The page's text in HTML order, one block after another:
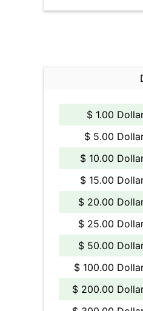
$ 1.00
$ 5.00
$ 10.00
$ 15.00
$ 20.00
$ 25.00
$ 50.00
$ 100.00
$ 200.00